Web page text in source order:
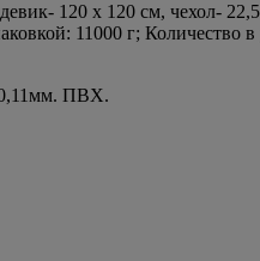
120 х 120 см, чехол-
11000 г; Количество
0,11мм. ПВХ.